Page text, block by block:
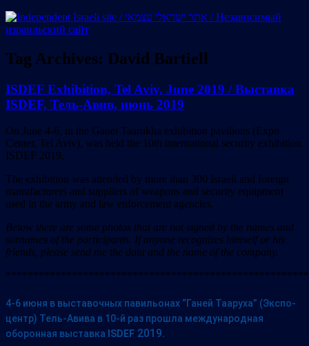
Tag Archives: David Bartiell
ISDEF Exhibition, Tel Aviv, June 2019 / Выставка
ISDEF, Тель-Авив, июнь 2019
On June 4-6, in the Ganei Taarukha exhibition pavilions (Expo
Center, Tel Aviv), was held the 10th international security exhibition
ISDEF 2019.
The exhibition was attended by more than 300 Israeli and foreign
manufacturers and suppliers of weapons and security equipment
used in the army and law enforcement agencies.
Below there are some photos that are not signed by the names and
surnames of the participants. If anyone recognizes himself or his
friends, please send me the data and the name of the company.
4-6 июня в выставочных павильонах “Ганей Тааруха” (Экспо-
центр) Тель-Авива в 10-й раз прошла международная
оборонная выставка ISDEF 2019.